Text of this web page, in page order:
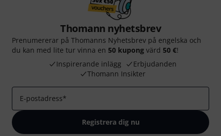
Thomann nyhetsbrev
Prenumererar på Thomanns Nyhetsbrev på engelska och
du kan med lite tur vinna en 50 kupong värd 50 €!
Inspirerande inlägg
Erbjudanden
Thomann Insikter
E-postadress*
Registrera dig nu